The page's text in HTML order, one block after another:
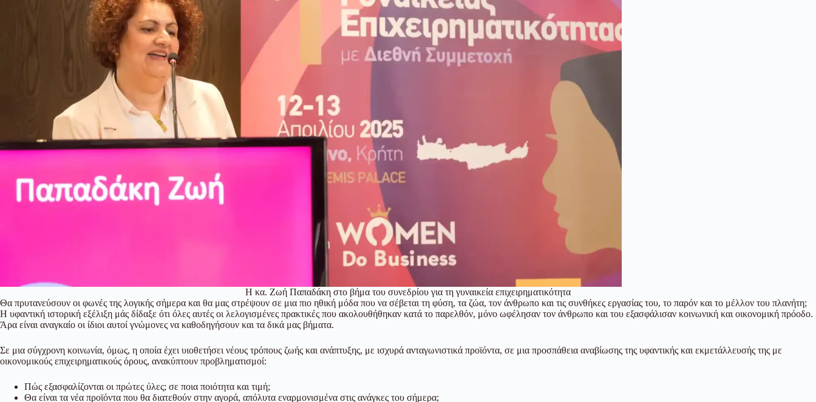
Η κα. Ζωή Παπαδάκη στο βήμα του συνεδρίου για τη γυναικεία επιχειρηματικότητα
Θα πρυτανεύσουν οι φωνές της λογικής σήμερα και θα μας στρέψουν σε μια πιο ηθική μόδα που να σέβεται τη φύση, τα ζώα, τον άνθρωπο και τις συνθήκες εργασίας του, το παρόν και το μέλλον του πλανήτη;
Η υφαντική ιστορική εξέλιξη μάς δίδαξε ότι όλες αυτές οι λελογισμένες πρακτικές που ακολουθήθηκαν κατά το παρελθόν, μόνο ωφέλησαν τον άνθρωπο και του εξασφάλισαν κοινωνική και οικονομική πρόοδο.
Άρα είναι αναγκαίο οι ίδιοι αυτοί γνώμονες να καθοδηγήσουν και τα δικά μας βήματα.
Σε μια σύγχρονη κοινωνία, όμως, η οποία έχει υιοθετήσει νέους τρόπους ζωής και ανάπτυξης, με ισχυρά ανταγωνιστικά προϊόντα, σε μια προσπάθεια αναβίωσης της υφαντικής και εκμετάλλευσής της με
οικονομικούς επιχειρηματικούς όρους, ανακύπτουν προβληματισμοί:
Πώς εξασφαλίζονται οι πρώτες ύλες; σε ποια ποιότητα και τιμή;
Θα είναι τα νέα προϊόντα που θα διατεθούν στην αγορά, απόλυτα εναρμονισμένα στις ανάγκες του σήμερα;